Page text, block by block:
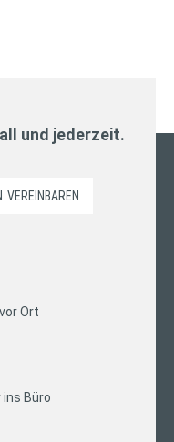
und jederzeit.
VEREINBAREN
Ort
Büro